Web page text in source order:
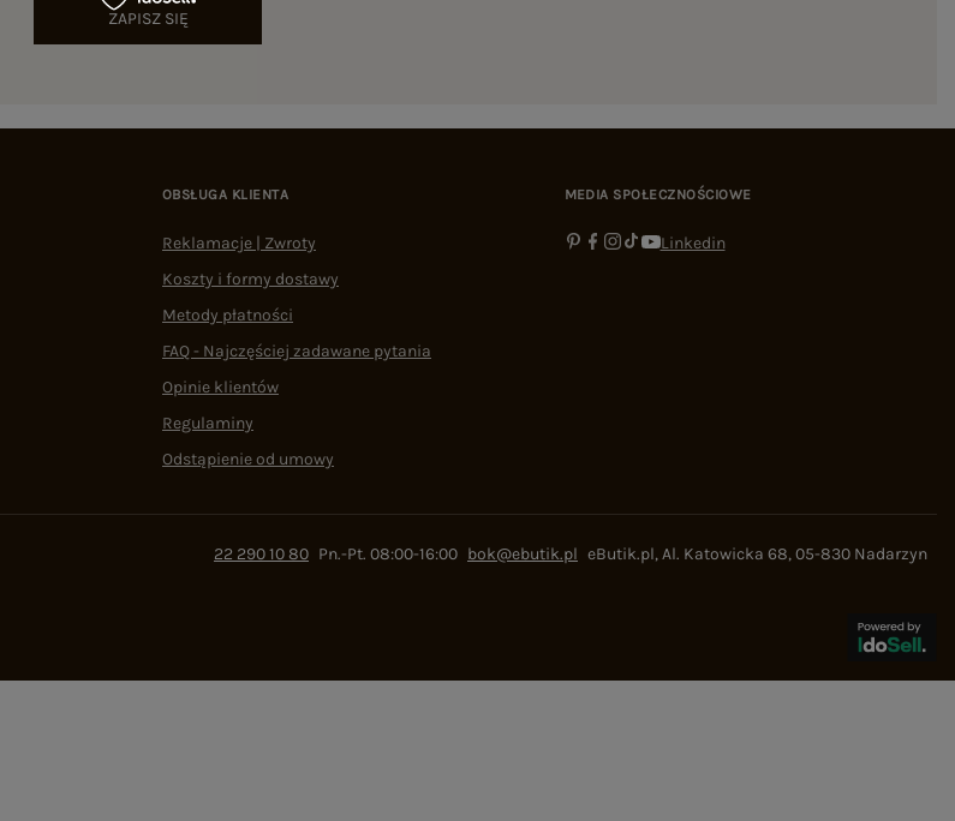
ZAPISZ SIĘ
OBSŁUGA KLIENTA
Reklamacje | Zwroty
Koszty i formy dostawy
Metody płatności
FAQ - Najczęściej zadawane pytania
Opinie klientów
Regulaminy
Odstąpienie od umowy
MEDIA SPOŁECZNOŚCIOWE
Linkedin
22 290 10 80 Pn.-Pt. 08:00-16:00 bok@ebutik.pl eButik.pl,Al. Katowicka 68,05-830 Nadarzyn